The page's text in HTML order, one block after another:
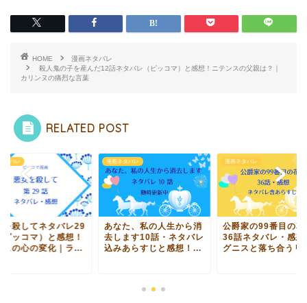
HOME
漫画ネタバレ
殺人鬼の子を産んだ12話ネタバレ（ピッコマ）と感想！ニテンスの父親は？｜
カリンヌの痛烈な言葉
RELATED POST
タバレ
を殺してネタバレ29
ピッコマ）と感想！
スの心の変化｜ラ...
漫画ネタバレ
あなた、私の人生から消
去します10話・ネタバレ
込みあらすじと感想！...
漫画ネタバレ
公爵家の99番目の花
36話ネタバレ・感想
グニスと落ち合うリ